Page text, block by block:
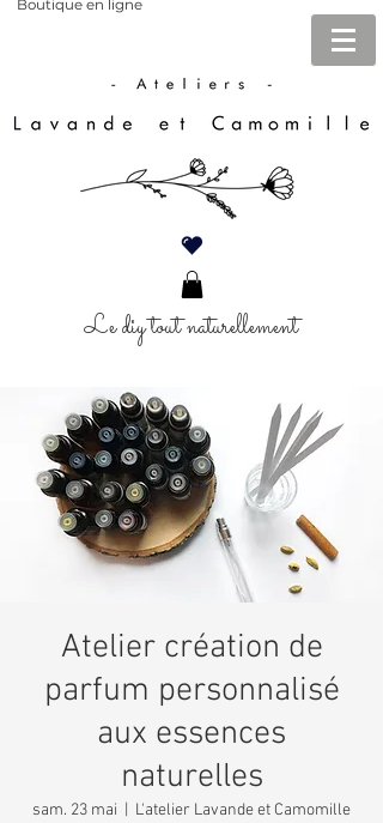
Boutique en ligne
Le diy tout naturellement
Atelier création de
parfum personnalisé
aux essences
naturelles
sam. 23 mai L'atelier Lavande et Camomille